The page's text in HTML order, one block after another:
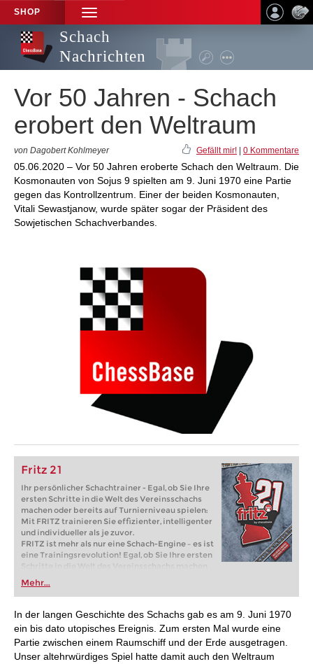
SHOP
TOGGLE
NAVIGATION
Schach
Nachrichten
Vor 50 Jahren - Schach
erobert den Weltraum
von Dagobert Kohlmeyer Gefällt mir! 0 Kommentare
05.06.2020 – Vor 50 Jahren eroberte Schach den Weltraum. Die
Kosmonauten von Sojus 9 spielten am 9. Juni 1970 eine Partie
gegen das Kontrollzentrum. Einer der beiden Kosmonauten,
Vitali Sewastjanow, wurde später sogar der Präsident des
Sowjetischen Schachverbandes.
Fritz 21
Ihr persönlicher Schachtrainer - Egal, ob Sie Ihre
ersten Schritte in die Welt des Vereinsschachs
machen oder bereits auf Turnierniveau spielen:
Mit FRITZ trainieren Sie effizienter, intelligenter
und individueller als je zuvor.
FRITZ ist mehr als nur eine Schach-Engine – es ist
eine Trainingsrevolution! Egal, ob Sie Ihre ersten
Schritte in die Welt des Vereinsschachs machen
oder bereits auf Turnierniveau spielen: Mit
FRITZ trainieren Sie effizienter, intelligenter und
individueller als je zuvor.
Mehr...
In der langen Geschichte des Schachs gab es am 9. Juni 1970
ein bis dato utopisches Ereignis. Zum ersten Mal wurde eine
Partie zwischen einem Raumschiff und der Erde ausgetragen.
Unser altehrwürdiges Spiel hatte damit auch den Weltraum